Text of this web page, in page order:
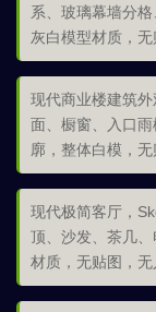
系、玻璃幕墙分
灰白模型材质，
现代商业楼建筑
面、橱窗、入口
廓，整体白模，
现代极简客厅，
顶、沙发、茶几
材质，无贴图，